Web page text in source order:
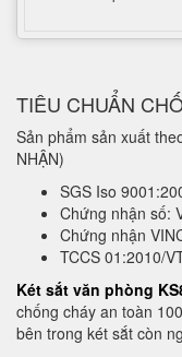
TIÊU CHUẨN
Sản phẩm sản xuất
NHẬN)
SGS Iso
Chứng nhận số:
Chứng nhận
TCCS 01:2010/
Két sắt văn phòng
chống cháy an toàn
bên trong két sắt còn